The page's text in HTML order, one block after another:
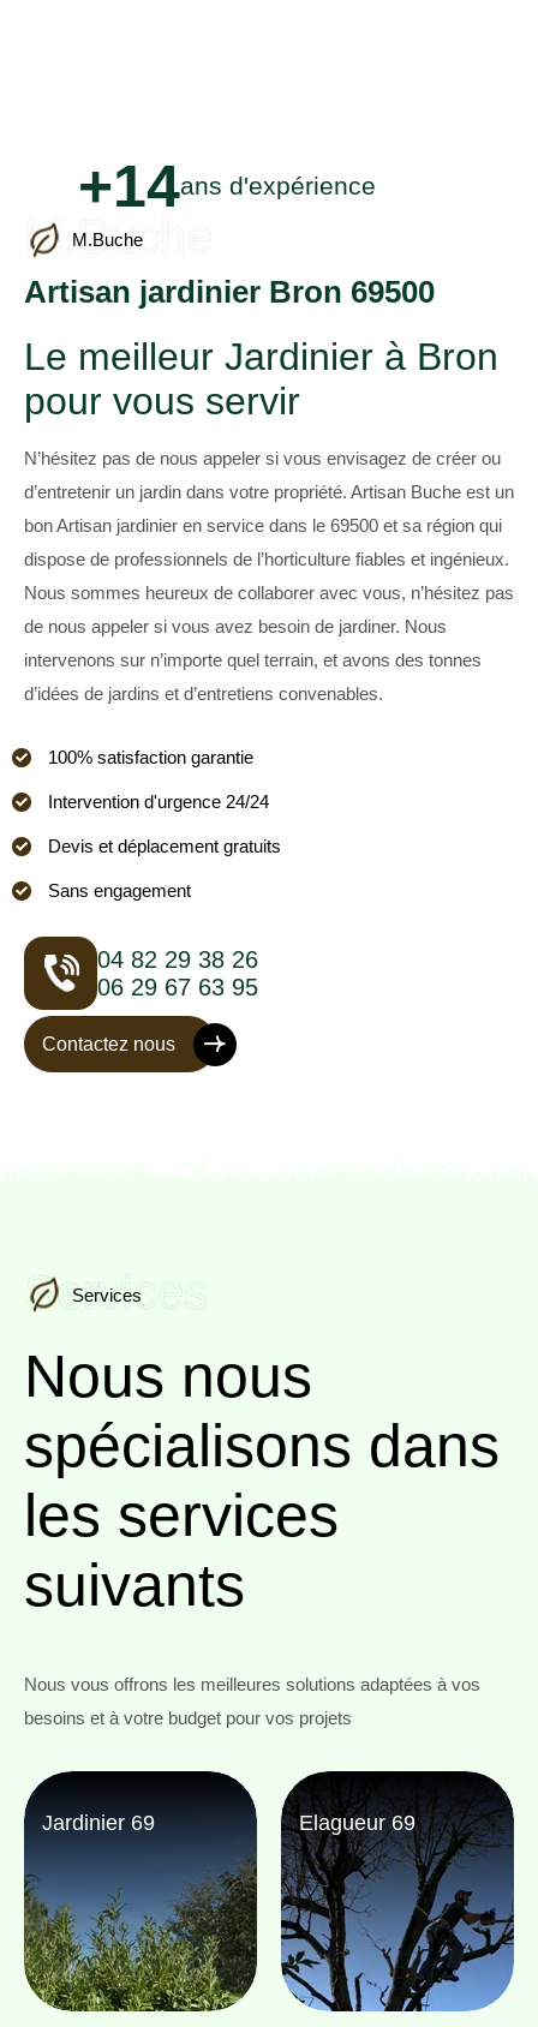
+14ans d'expérience
M.Buche
M.Buche
Artisan jardinier Bron 69500
Le meilleur Jardinier à Bron
pour vous servir
N’hésitez pas de nous appeler si vous envisagez de créer ou
d’entretenir un jardin dans votre propriété. Artisan Buche est un
bon Artisan jardinier en service dans le 69500 et sa région qui
dispose de professionnels de l’horticulture fiables et ingénieux.
Nous sommes heureux de collaborer avec vous, n’hésitez pas
de nous appeler si vous avez besoin de jardiner. Nous
intervenons sur n’importe quel terrain, et avons des tonnes
d’idées de jardins et d’entretiens convenables.
100% satisfaction garantie
Intervention d'urgence 24/24
Devis et déplacement gratuits
Sans engagement
04 82 29 38 26
06 29 67 63 95
Contactez nous
Services
Services
Nous nous
spécialisons dans
les services
suivants
Nous vous offrons les meilleures solutions adaptées à vos
besoins et à votre budget pour vos projets
Jardinier 69 Elagueur 69